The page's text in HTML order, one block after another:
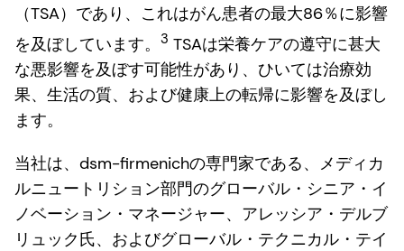
（TSA）であり、これはがん患者の最大86％に影響
を及ぼしています。 3 TSAは栄養ケアの遵守に甚大
な悪影響を及ぼす可能性があり、ひいては治療効
果、生活の質、および健康上の転帰に影響を及ぼし
ます。
当社は、dsm-firmenichの専門家である、メディカ
ルニュートリション部門のグローバル・シニア・イ
ノベーション・マネージャー、アレッシア・デルブ
リュック氏、およびグローバル・テクニカル・テイ